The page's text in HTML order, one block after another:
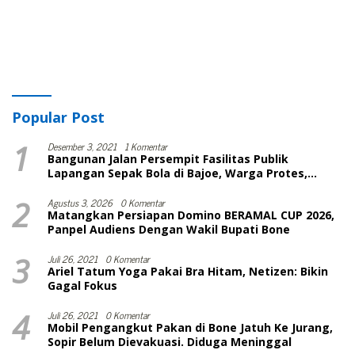
Popular Post
1 Desember 3, 2021 1 Komentar
Bangunan Jalan Persempit Fasilitas Publik
Lapangan Sepak Bola di Bajoe, Warga Protes,
2 Agustus 3, 2026 0 Komentar
Matangkan Persiapan Domino BERAMAL CUP 2026,
Panpel Audiens Dengan Wakil Bupati Bone
3 Juli 26, 2021 0 Komentar
Ariel Tatum Yoga Pakai Bra Hitam, Netizen: Bikin
Gagal Fokus
4 Juli 26, 2021 0 Komentar
Mobil Pengangkut Pakan di Bone Jatuh Ke Jurang,
Sopir Belum Dievakuasi. Diduga Meninggal